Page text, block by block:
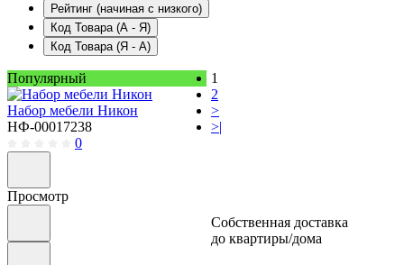
Рейтинг (начиная с низкого)
Код Товара (А - Я)
Код Товара (Я - А)
Популярный
Набор мебели Никон
НФ-00017238
0
Просмотр
1
2
>
>|
Собственная доставка
до квартиры/дома